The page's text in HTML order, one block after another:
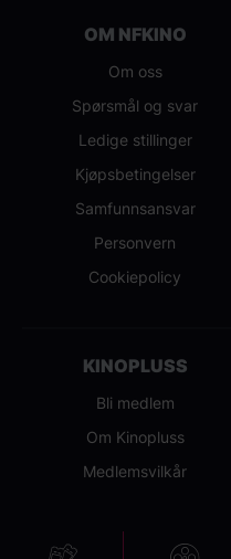
OM NFKINO
Om oss
Spørsmål og svar
Ledige stillinger
Kjøpsbetingelser
Samfunnsansvar
Personvern
Cookiepolicy
KINOPLUSS
Bli medlem
Om Kinopluss
Medlemsvilkår